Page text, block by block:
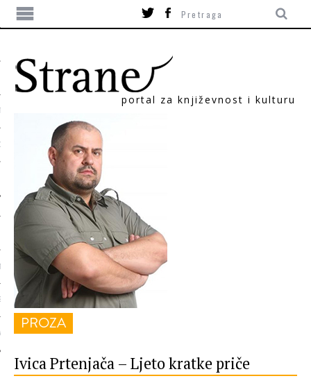
portal za književnost i kulturu
PROZA
Ivica Prtenjača – Ljeto kratke priče